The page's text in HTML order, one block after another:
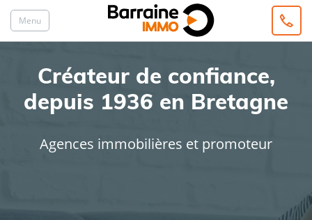
Menu
Créateur de confiance,
depuis 1936 en Bretagne
Agences immobilières et promoteur